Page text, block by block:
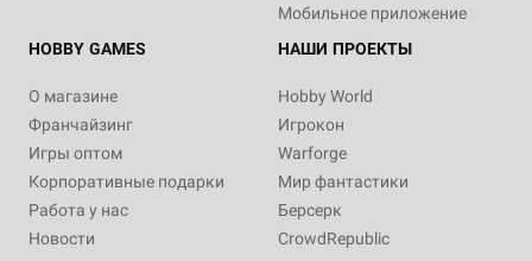
Мобильное приложение
HOBBY GAMES
О магазине
Франчайзинг
Игры оптом
Корпоративные подарки
Работа у нас
Новости
НАШИ ПРОЕКТЫ
Hobby World
Игрокон
Warforge
Мир фантастики
Берсерк
CrowdRepublic